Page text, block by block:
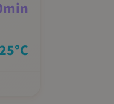
min
25°C